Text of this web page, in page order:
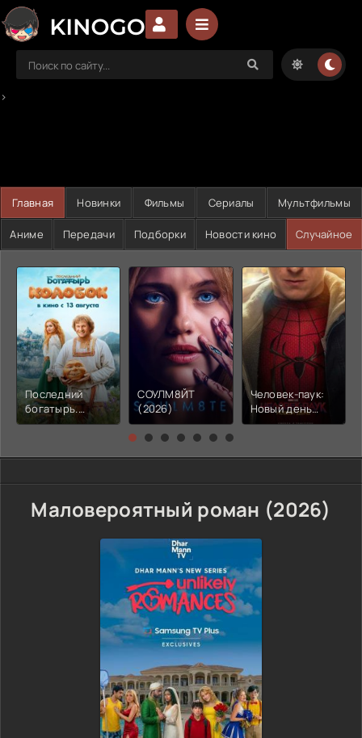
>
Главная Новинки Фильмы Сериалы Мультфильмы
Аниме Передачи Подборки Новости кино Случайное
Последний
богатырь.
Колобок (2026)
СОУЛМ8ЙТ
(2026)
Человек-паук:
Новый день
(2026)
Маловероятный роман (2026)